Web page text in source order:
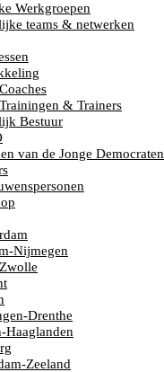
Werkgroepen
teams & netwerken
Coaches
Trainingen & Trainers
Bestuur
van de Jonge Democraten
Nijmegen
Zwolle
Drenthe
Haaglanden
Zeeland